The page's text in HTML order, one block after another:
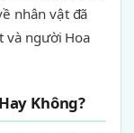
nhân vật đã
và người Hoa
Không?